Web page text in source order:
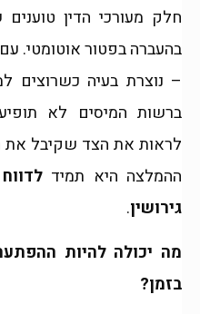
חלק מעורכי הדין
בהעברה בפטור אוטומטי.
– נוצרת בעיה כשרוצים
ברשות המיסים לא
לראות את הצד שקיבל את
ההמלצה היא תמיד
גירושין.
מה יכולה להיות
בזמן?